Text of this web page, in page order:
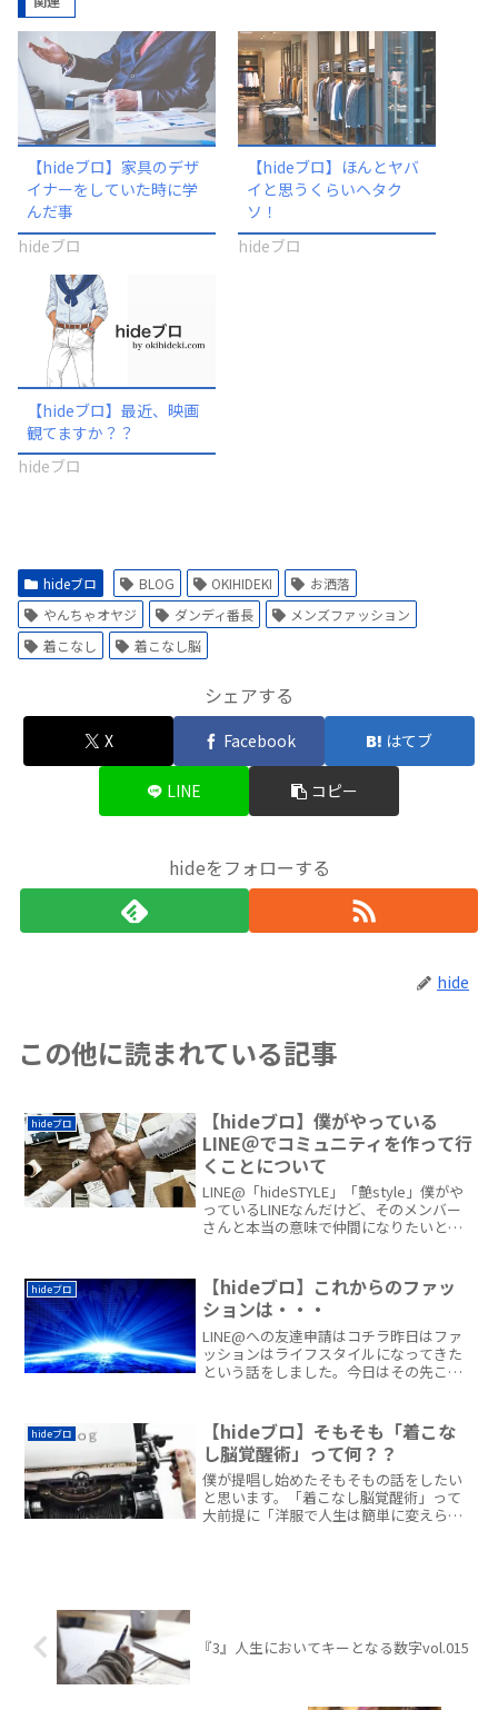
【hideブロ】家具のデザ
イナーをしていた時に学
んだ事
hideブロ
【hideブロ】ほんとヤバ
イと思うくらいヘタク
ソ！
hideブロ
【hideブロ】最近、映画
観てますか？？
hideブロ
hideブロ BLOG OKIHIDEKI
お洒落
やんちゃオヤジ
ダンディ番長
メンズファッション
着こなし
着こなし脳
シェアする
X Facebook はてブ
LINE コピー
hideをフォローする
hide
この他に読まれている記事
hideブロ
【hideブロ】僕がやっている
LINE＠でコミュニティを作って行
くことについて
LINE@「hideSTYLE」「艶style」僕がや
っているLINEなんだけど、そのメンバー
さんと本当の意味で仲間になりたいと思
んだよね。あなたはSNSで仲良くなった
人...
hideブロ
【hideブロ】これからのファッ
ションは・・・
LINE@への友達申請はコチラ昨日はファ
ッションはライフスタイルになってきた
という話をしました。今日はその先これ
よという話をしたいと思います。
_____________...
hideブロ
【hideブロ】そもそも「着こな
し脳覚醒術」って何？？
僕が提唱し始めたそもそもの話をしたい
と思います。「着こなし脳覚醒術」って
大前提に「洋服で人生は簡単に変えられ
『3』人生においてキーとなる数字vol.015